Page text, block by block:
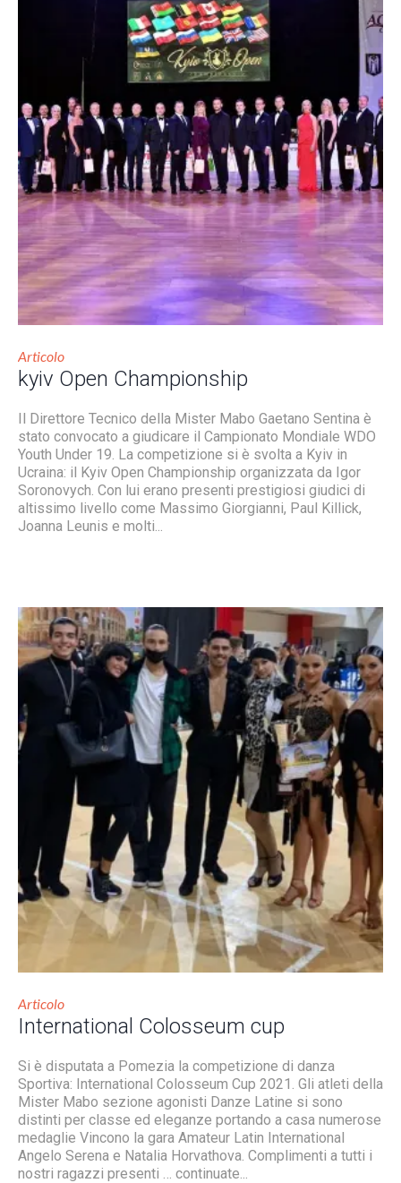
Articolo
kyiv Open Championship
Il Direttore Tecnico della Mister Mabo Gaetano Sentina è
stato convocato a giudicare il Campionato Mondiale WDO
Youth Under 19. La competizione si è svolta a Kyiv in
Ucraina: il Kyiv Open Championship organizzata da Igor
Soronovych. Con lui erano presenti prestigiosi giudici di
altissimo livello come Massimo Giorgianni, Paul Killick,
Joanna Leunis e molti...
Articolo
International Colosseum cup
Si è disputata a Pomezia la competizione di danza
Sportiva: International Colosseum Cup 2021. Gli atleti della
Mister Mabo sezione agonisti Danze Latine si sono
distinti per classe ed eleganze portando a casa numerose
medaglie Vincono la gara Amateur Latin International
Angelo Serena e Natalia Horvathova. Complimenti a tutti i
nostri ragazzi presenti … continuate...